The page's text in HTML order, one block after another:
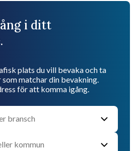
i ditt
plats du vill bevaka och ta
matchar din bevakning.
för att komma igång.